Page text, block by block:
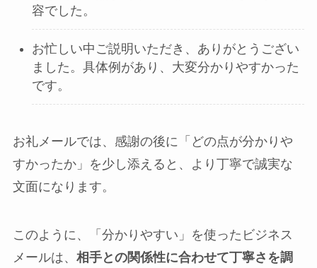
容でした。
お忙しい中ご説明いただき、ありがとうござい
ました。具体例があり、大変分かりやすかった
です。
お礼メールでは、感謝の後に「どの点が分かりや
すかったか」を少し添えると、より丁寧で誠実な
文面になります。
このように、「分かりやすい」を使ったビジネス
メールは、 相手との関係性に合わせて丁寧さを調